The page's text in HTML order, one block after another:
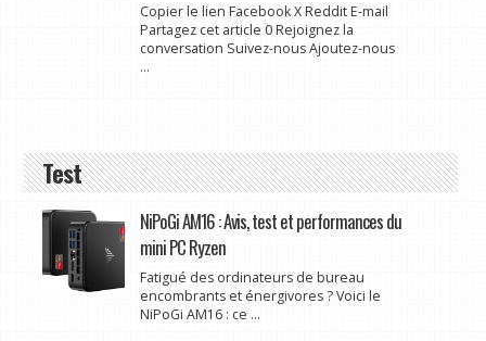
Copier le lien Facebook X Reddit E-mail
Partagez cet article 0 Rejoignez la
conversation Suivez-nous Ajoutez-nous
...
Test
NiPoGi AM16 : Avis, test et performances du
mini PC Ryzen
Fatigué des ordinateurs de bureau
encombrants et énergivores ? Voici le
NiPoGi AM16 : ce ...